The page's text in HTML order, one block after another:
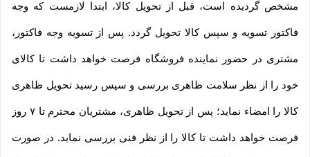
مشخص گردیده است، قبل از تحویل کالا، ابتدا لازمست که وجه
فاکتور تسویه و سپس کالا تحویل گردد. پس از تسویه وجه فاکتور،
مشتری در حضور نماینده فروشگاه فرصت خواهد داشت تا کالای
خود را از نظر سلامت ظاهری بررسی و سپس رسید تحویل ظاهری
کالا را امضاء نماید؛ پس از تحویل ظاهری، مشتریان محترم تا ۷ روز
فرصت خواهد داشت تا کالا را از نظر فنی بررسی نماید. در صورت